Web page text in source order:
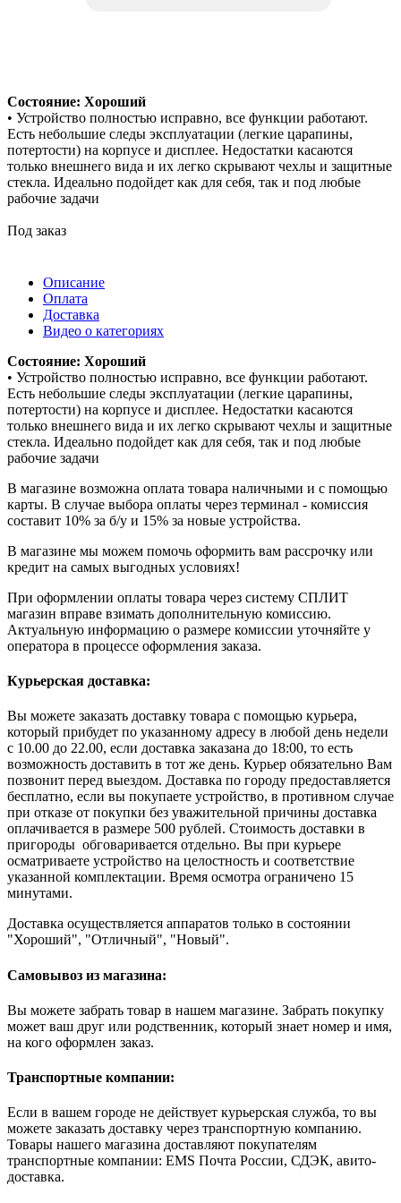
Состояние: Хороший
• Устройство полностью исправно, все функции работают.
Есть небольшие следы эксплуатации (легкие царапины,
потертости) на корпусе и дисплее. Недостатки касаются
только внешнего вида и их легко скрывают чехлы и защитные
стекла. Идеально подойдет как для себя, так и под любые
рабочие задачи
Под заказ
Описание
Оплата
Доставка
Видео о категориях
Состояние: Хороший
• Устройство полностью исправно, все функции работают.
Есть небольшие следы эксплуатации (легкие царапины,
потертости) на корпусе и дисплее. Недостатки касаются
только внешнего вида и их легко скрывают чехлы и защитные
стекла. Идеально подойдет как для себя, так и под любые
рабочие задачи
В магазине возможна оплата товара наличными и с помощью
карты. В случае выбора оплаты через терминал - комиссия
составит 10% за б/у и 15% за новые устройства.
В магазине мы можем помочь оформить вам рассрочку или
кредит на самых выгодных условиях!
При оформлении оплаты товара через систему СПЛИТ
магазин вправе взимать дополнительную комиссию.
Актуальную информацию о размере комиссии уточняйте у
оператора в процессе оформления заказа.
Курьерская доставка:
Вы можете заказать доставку товара с помощью курьера,
который прибудет по указанному адресу в любой день недели
с 10.00 до 22.00, если доставка заказана до 18:00, то есть
возможность доставить в тот же день. Курьер обязательно Вам
позвонит перед выездом. Доставка по городу предоставляется
бесплатно, если вы покупаете устройство, в противном случае
при отказе от покупки без уважительной причины доставка
оплачивается в размере 500 рублей. Стоимость доставки в
пригороды обговаривается отдельно. Вы при курьере
осматриваете устройство на целостность и соответствие
указанной комплектации. Время осмотра ограничено 15
минутами.
Доставка осуществляется аппаратов только в состоянии
"Хороший", "Отличный", "Новый".
Самовывоз из магазина:
Вы можете забрать товар в нашем магазине. Забрать покупку
может ваш друг или родственник, который знает номер и имя,
на кого оформлен заказ.
Транспортные компании:
Если в вашем городе не действует курьерская служба, то вы
можете заказать доставку через транспортную компанию.
Товары нашего магазина доставляют покупателям
транспортные компании: EMS Почта России, СДЭК, авито-
доставка.